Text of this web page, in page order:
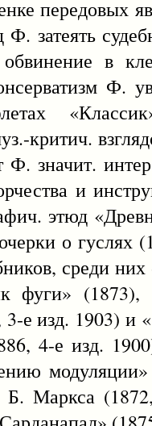
передовых
затеять
в
Ф.
критич.
значит.
и
этюд
о гуслях
среди
фуги» (1873),
3-е изд. 1903) и
4-е изд.
Маркса